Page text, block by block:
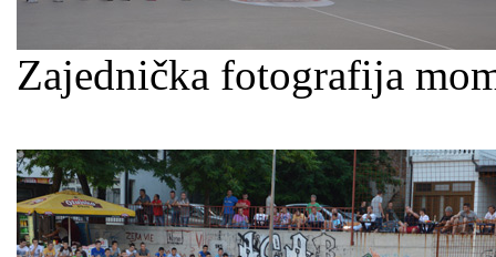
Zajednička fotografija